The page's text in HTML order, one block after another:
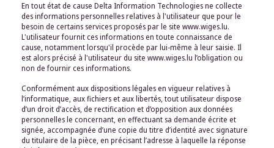
En tout état de cause Delta Information Technologies ne collecte
des informations personnelles relatives à l'utilisateur que pour le
besoin de certains services proposés par le site www.wiges.lu.
L'utilisateur fournit ces informations en toute connaissance de
cause, notamment lorsqu'il procède par lui-même à leur saisie. Il
est alors précisé à l'utilisateur du site www.wiges.lu l’obligation ou
non de fournir ces informations.
Conformément aux dispositions légales en vigueur relatives à
l’informatique, aux fichiers et aux libertés, tout utilisateur dispose
d’un droit d’accès, de rectification et d’opposition aux données
personnelles le concernant, en effectuant sa demande écrite et
signée, accompagnée d’une copie du titre d’identité avec signature
du titulaire de la pièce, en précisant l’adresse à laquelle la réponse